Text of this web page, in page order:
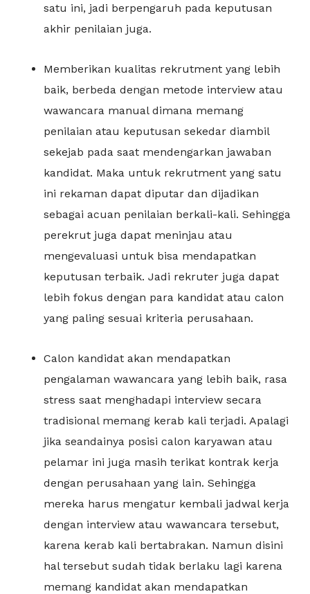
satu ini, jadi berpengaruh pada keputusan
akhir penilaian juga.
Memberikan kualitas rekrutment yang lebih
baik, berbeda dengan metode interview atau
wawancara manual dimana memang
penilaian atau keputusan sekedar diambil
sekejab pada saat mendengarkan jawaban
kandidat. Maka untuk rekrutment yang satu
ini rekaman dapat diputar dan dijadikan
sebagai acuan penilaian berkali-kali. Sehingga
perekrut juga dapat meninjau atau
mengevaluasi untuk bisa mendapatkan
keputusan terbaik. Jadi rekruter juga dapat
lebih fokus dengan para kandidat atau calon
yang paling sesuai kriteria perusahaan.
Calon kandidat akan mendapatkan
pengalaman wawancara yang lebih baik, rasa
stress saat menghadapi interview secara
tradisional memang kerab kali terjadi. Apalagi
jika seandainya posisi calon karyawan atau
pelamar ini juga masih terikat kontrak kerja
dengan perusahaan yang lain. Sehingga
mereka harus mengatur kembali jadwal kerja
dengan interview atau wawancara tersebut,
karena kerab kali bertabrakan. Namun disini
hal tersebut sudah tidak berlaku lagi karena
memang kandidat akan mendapatkan